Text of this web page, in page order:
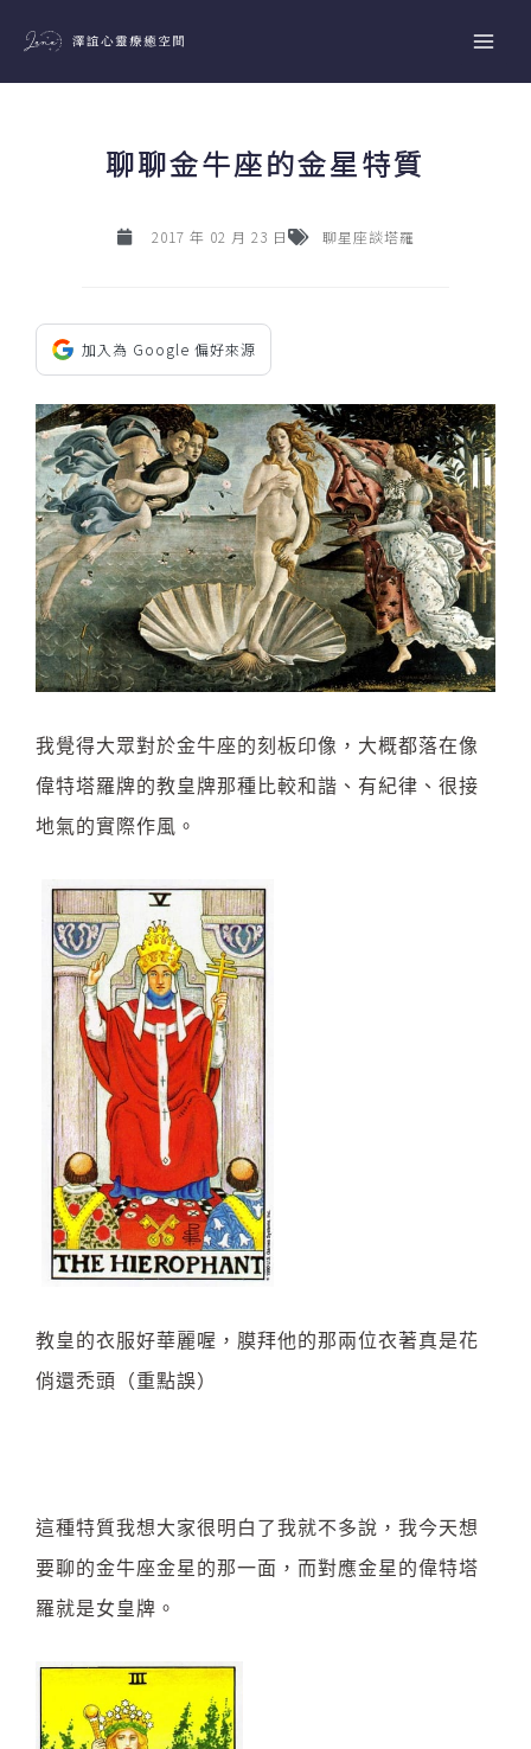
主
聊聊金牛座的金星特質
2017 年 02 月 23 日 聊星座談塔羅
加入為 Google 偏好來源
我覺得大眾對於金牛座的刻板印像，大概都落在像
偉特塔羅牌的教皇牌那種比較和諧、有紀律、很接
地氣的實際作風。
教皇的衣服好華麗喔，膜拜他的那兩位衣著真是花
俏還禿頭（重點誤）
這種特質我想大家很明白了我就不多說，我今天想
要聊的金牛座金星的那一面，而對應金星的偉特塔
羅就是女皇牌。